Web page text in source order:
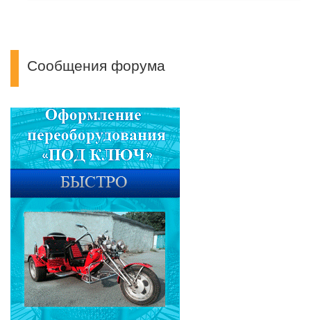
Сообщения форума